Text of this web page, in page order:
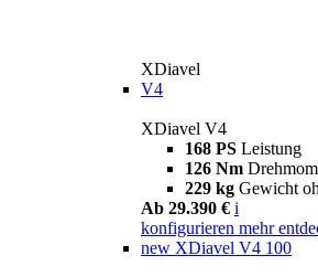
XDiavel
V4
XDiavel V4
168 PS Leistung
126 Nm
229 kg Gewicht
Ab 29.390 € i
konfigurieren mehr
new XDiavel V4 100